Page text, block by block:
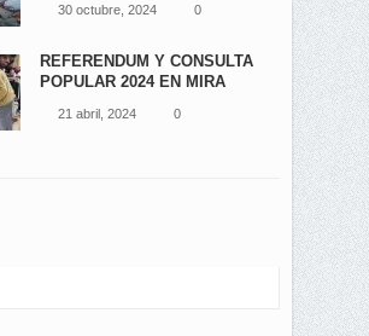
30 octubre, 2024 0
REFERENDUM Y CONSULTA
POPULAR 2024 EN MIRA
21 abril, 2024 0